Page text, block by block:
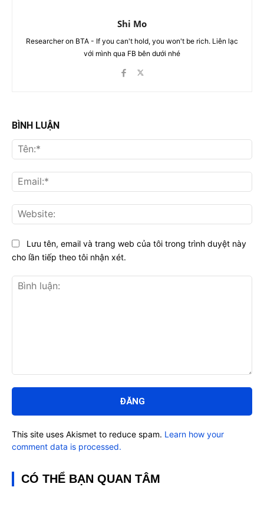
Shi Mo
Researcher on BTA - If you can't hold, you won't be rich. Liên lạc
với mình qua FB bên dưới nhé
BÌNH LUẬN
luận:
Lưu tên, email và trang web của tôi trong trình duyệt này
cho lần tiếp theo tôi nhận xét.
This site uses Akismet to reduce spam. Learn how your
comment data is processed.
CÓ THỂ BẠN QUAN TÂM